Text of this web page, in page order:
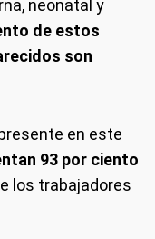
neonatal y
de estos
son
en este
93 por ciento
los trabajadores